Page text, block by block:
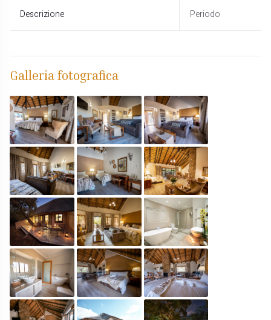
Descrizione Periodo
Galleria fotografica